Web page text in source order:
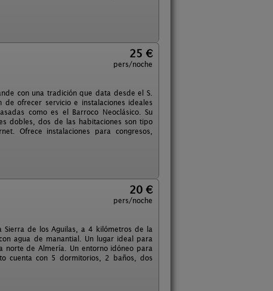
25 €
pers/noche
con una tradición que data desde el S.
ofrecer servicio e instalaciones ideales
como es el Barroco Neoclásico. Su
dobles, dos de las habitaciones son tipo
Ofrece instalaciones para congresos,
20 €
pers/noche
de los Aguilas, a 4 kilómetros de la
agua de manantial. Un lugar ideal para
de Almería. Un entorno idóneo para
cuenta con 5 dormitorios, 2 baños, dos